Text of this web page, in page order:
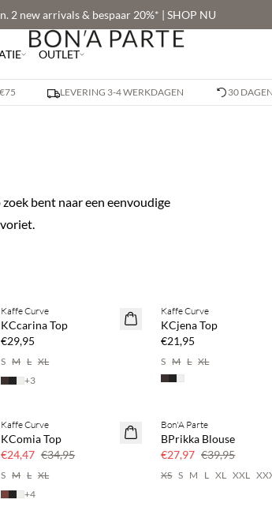
2 new arrivals & bespaar 20%* | SHOP NU
OUTLET
LEVERING 3-4 WERKDAGEN 30
bent naar een eenvoudige
NEWS
Kaffe Curve
KCcarina Top
€29,95
S M L XL
+3
NEWS
Kaffe Curve
KCjena Top
€21,95
S M L XL
SAVE20
30% korting
Kaffe Curve
KComia Top
€24,47 €34,95
S M L XL
+4
SAVE20
Bon'A Parte
BPrikka Blouse
€27,97 €39,95
XS S M L XL XXL